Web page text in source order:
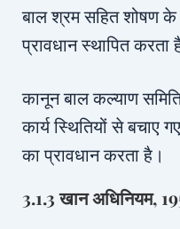
बाल श्रम सहित शोषण के
प्रावधान स्थापित करता
कानून बाल कल्याण
कार्य स्थितियों से बचाए
का प्रावधान करता है।
3.1.3 खान अधिनियम,